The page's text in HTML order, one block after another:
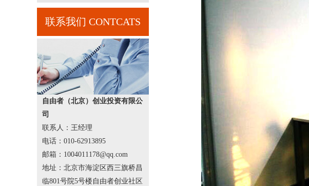
联系我们 CONTCATS
自由者（北京）创业投资有限公
司
联系人：王经理
电话：010-62913895
邮箱：1004011178@qq.com
地址：北京市海淀区西三旗桥昌
临801号院5号楼自由者创业社区